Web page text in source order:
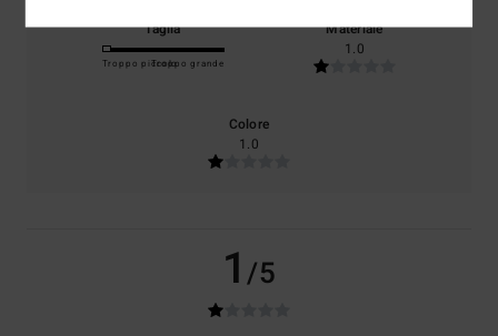
Taglia
Troppo piccoloTroppo grande
Materiale
1.0
Colore
1.0
1/5